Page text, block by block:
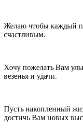
Желаю чтобы каждый
счастливым.
Хочу пожелать Вам
везенья и удачи.
Пусть накопленный
достичь Вам новых